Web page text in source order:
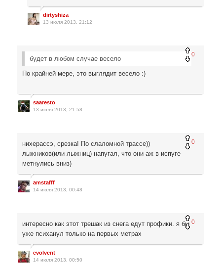
dirtyshiza
13 июля 2013, 21:12
0
будет в любом случае весело
По крайней мере, это выглядит весело :)
saaresto
13 июля 2013, 21:58
0
нихерассэ, срезка! По слаломной трассе))
лыжников(или лыжниц) напугал, что они аж в испуге
метнулись вниз)
amstafff
14 июля 2013, 00:48
0
интересно как этот трешак из снега едут профики. я бы
уже психанул только на первых метрах
evolvent
14 июля 2013, 00:50